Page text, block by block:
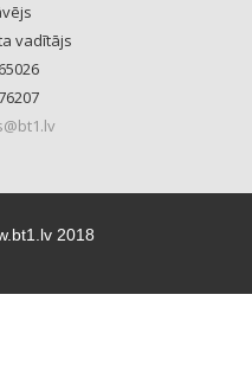
vadītājs
2018